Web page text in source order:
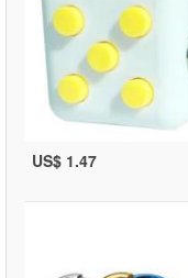
US$ 1.47